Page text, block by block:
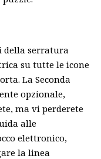
della serratura
su tutte le icone
La Seconda
opzionale,
, ma vi perderete
alle
elettronico,
la linea